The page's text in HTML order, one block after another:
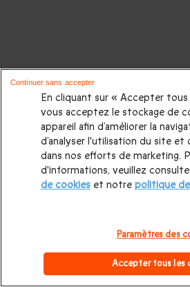
En cliquant sur « Accepter tous
vous acceptez le stockage de
appareil afin d’améliorer la
d’analyser l'utilisation du site et
dans nos efforts de marketing.
d'informations, veuillez
de cookieset notre politique
Paramètres des
Accepter tous les
Continuer sans accepter